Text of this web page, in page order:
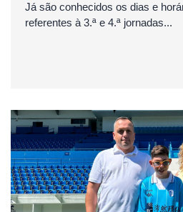
Já são conhecidos os dias e
referentes à 3.ª e 4.ª jornadas...